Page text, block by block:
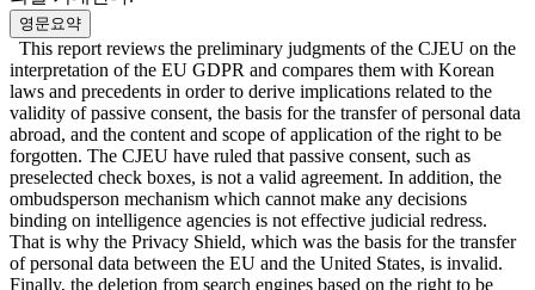
영문요약
This report reviews the preliminary judgments of the CJEU on the
interpretation of the EU GDPR and compares them with Korean
laws and precedents in order to derive implications related to the
validity of passive consent, the basis for the transfer of personal data
abroad, and the content and scope of application of the right to be
forgotten. The CJEU have ruled that passive consent, such as
preselected check boxes, is not a valid agreement. In addition, the
ombudsperson mechanism which cannot make any decisions
binding on intelligence agencies is not effective judicial redress.
That is why the Privacy Shield, which was the basis for the transfer
of personal data between the EU and the United States, is invalid.
Finally, the deletion from search engines based on the right to be